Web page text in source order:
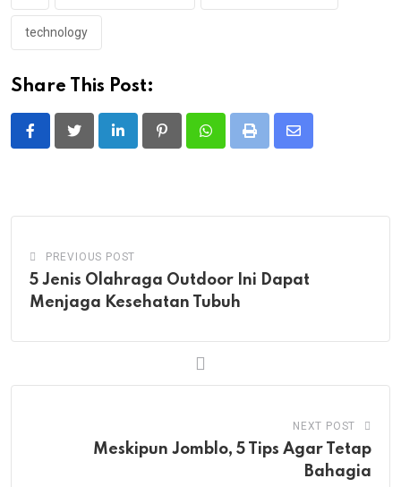
technology
Share This Post:
LinkedIn PinterestWhatsappPrint
Share
PREVIOUS POST
5 Jenis Olahraga Outdoor Ini Dapat
Menjaga Kesehatan Tubuh
NEXT POST
Meskipun Jomblo, 5 Tips Agar Tetap
Bahagia